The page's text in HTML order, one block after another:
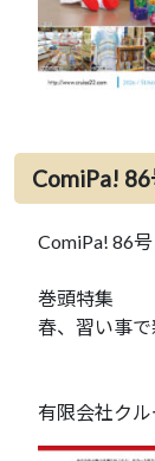
ComiPa!
ComiPa! 86
巻頭特集
春、習い事
有限会社ク